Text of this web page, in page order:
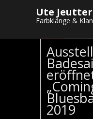
Ute Jeutter
Farbklänge &
15
2019